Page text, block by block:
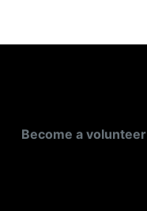
Become a volunteer